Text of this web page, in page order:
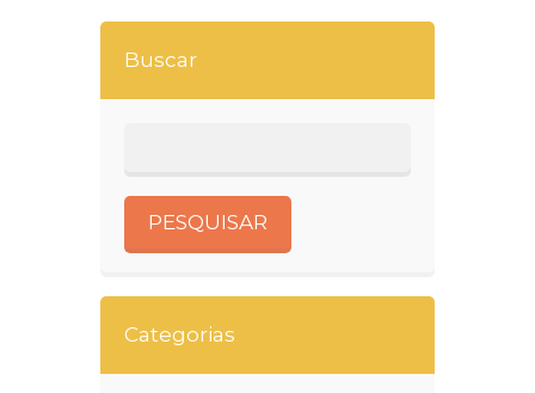
Buscar
Categorias